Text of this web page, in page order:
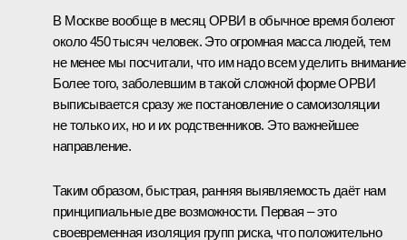
В Москве вообще в месяц ОРВИ в обычное время болеют
около 450 тысяч человек. Это огромная масса людей, тем
не менее мы посчитали, что им надо всем уделить
Более того, заболевшим в такой сложной форме ОРВИ
выписывается сразу же постановление о самоизоляции
не только их, но и их родственников. Это важнейшее
направление.
Таким образом, быстрая, ранняя выявляемость даёт нам
принципиальные две возможности. Первая – это
своевременная изоляция групп риска, что положительно